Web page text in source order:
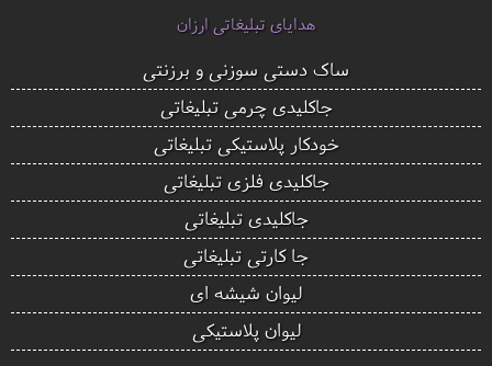
هدایای تبلیغاتی ارزان
ساک دستی سوزنی و برزنتی
جاکلیدی چرمی تبلیغاتی
خودکار پلاستیکی تبلیغاتی
جاکلیدی فلزی تبلیغاتی
جاکلیدی تبلیغاتی
جا کارتی تبلیغاتی
لیوان شیشه ای
لیوان پلاستیکی